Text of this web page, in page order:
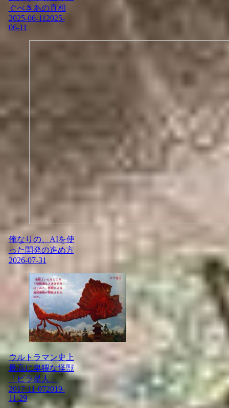
ぐべきあの真相
2025-06-11 2025-
06-11
俺なりの、AIを使
った開発の進め方
2026-07-31
ウルトラマン史上
最高に卑猥な怪獣
「ビラ星人」
2017-11-072019-
11-29